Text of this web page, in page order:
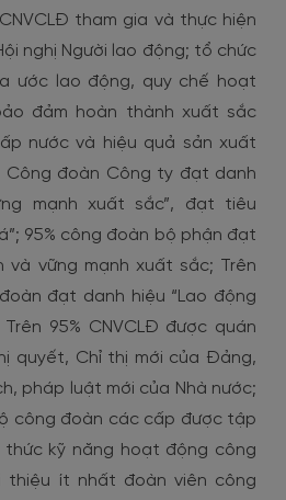
tham gia và thực hiện
nghị Người lao động; tổ chức
ước lao động, quy chế hoạt
đảm hoàn thành xuất sắc
nước và hiệu quả sản xuất
Công đoàn Công ty đạt danh
mạnh xuất sắc”, đạt tiêu
95% công đoàn bộ phận đạt
và vững mạnh xuất sắc; Trên
đạt danh hiệu “Lao động
95% CNVCLĐ được quán
quyết, Chỉ thị mới của Đảng,
pháp luật mới của Nhà nước;
công đoàn các cấp được tập
thức kỹ năng hoạt động công
thiệu ít nhất đoàn viên công